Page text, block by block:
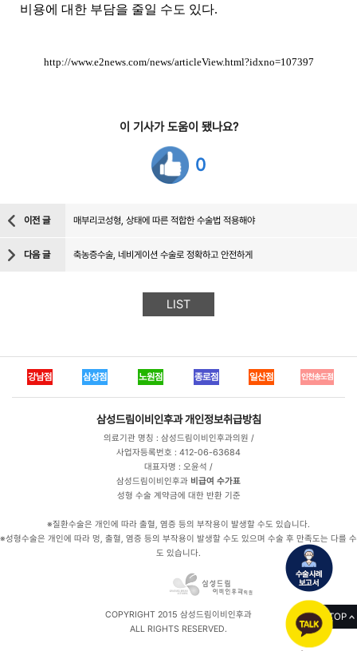
비용에 대한 부담을 줄일 수도 있다.
http://www.e2news.com/news/articleView.html?idxno=107397
이 기사가 도움이 됐나요?
0
이전 글 매부리코성형, 상태에 따른 적합한 수술법 적용해야
다음 글 축농증수술, 네비게이션 수술로 정확하고 안전하게
LIST
강남점 삼성점 노원점 종로점 일산점 인천송도점
삼성드림이비인후과 개인정보취급방침
의료기관 명칭 : 삼성드림이비인후과의원 /
사업자등록번호 : 412-06-63684
대표자명 : 오윤석 /
삼성드림이비인후과 비급여 수가표
성형 수술 계약금에 대한 반환 기준
※질환수술은 개인에 따라 출혈, 염증 등의 부작용이 발생할 수도 있습니다.
※성형수술은 개인에 따라 멍, 출혈, 염증 등의 부작용이 발생할 수도 있으며 수술 후 만족도는 다를 수
도 있습니다.
COPYRIGHT 2015 삼성드림이비인후과
ALL RIGHTS RESERVED.
TOP